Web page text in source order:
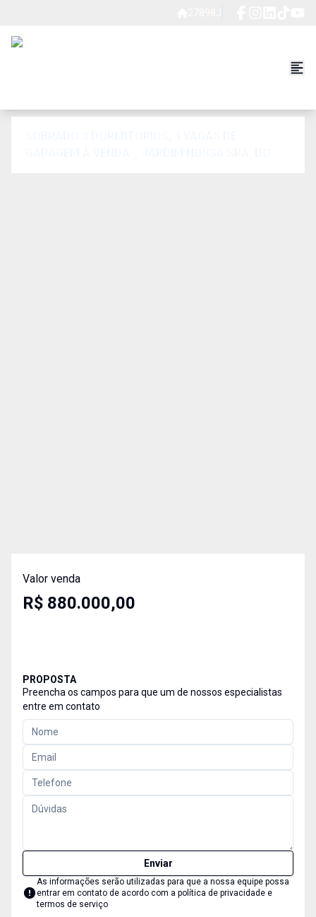
Valor venda
R$ 880.000,00
PROPOSTA
Preencha os campos para que um de nossos especialistas
entre em contato
Enviar
As informações serão utilizadas para que a nossa equipe possa
entrar em contato de acordo com a política de privacidade e
termos de serviço